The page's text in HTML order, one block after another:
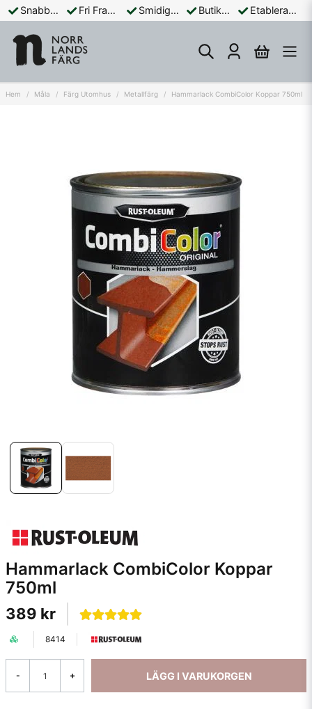
Snabba Leveranser Fri Frakt Över 899:- Smidiga Betalningar Butik och Online Etablerad Sedan 1965
Hem Måla Färg Utomhus Metallfärg Hammarlack CombiColor Koppar 750ml
Hammarlack CombiColor Koppar
750ml
389 kr
8414
- + LÄGG I VARUKORGEN